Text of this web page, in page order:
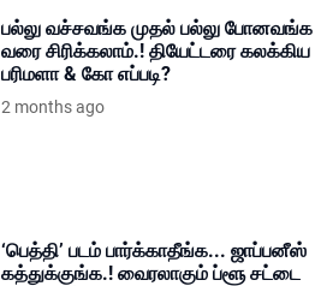
பல்லு வச்சவங்க முதல் பல்லு போனவங்க
வரை சிரிக்கலாம்.! தியேட்டரை கலக்கிய
பரிமளா & கோ எப்படி?
2 months ago
‘பெத்தி’ படம் பார்க்காதீங்க... ஜாப்பனீஸ்
கத்துக்குங்க.! வைரலாகும் ப்ளூ சட்டை